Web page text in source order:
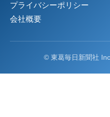
プライバシーポリシー
会社概要
© 東葛毎日新聞社